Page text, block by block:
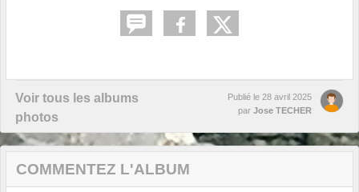
Voir tous les albums
photos
Publié le 28 avril 2025
par Jose TECHER
COMMENTEZ L'ALBUM